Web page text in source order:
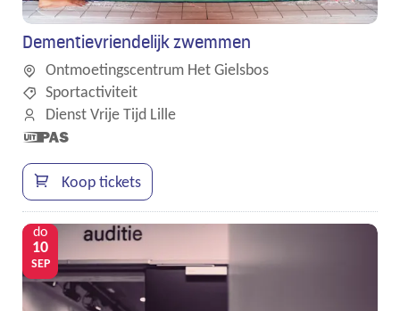
Dementievriendelijk zwemmen
Ontmoetingscentrum Het Gielsbos
Sportactiviteit
Dienst Vrije Tijd Lille
Dit is een
UiTPAS
activiteit.Koop tickets
do
10
SEP